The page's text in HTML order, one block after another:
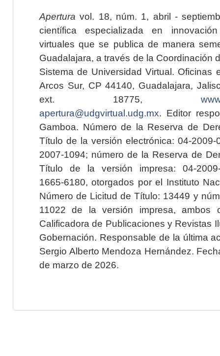
Apertura vol. 18, núm. 1, abril -
científica especializada en
virtuales que se publica de manera
Guadalajara, a través de la Coordinación
Sistema de Universidad Virtual. Oficinas
Arcos Sur, CP 44140, Guadalajara,
ext. 18775,
apertura@udgvirtual.udg.mx. Editor
Gamboa. Número de la Reserva de
Título de la versión electrónica: 04-2009-
2007-1094; número de la Reserva de
Título de la versión impresa: 04-2009-
1665-6180, otorgados por el Instituto
Número de Licitud de Título: 13449 y
11022 de la versión impresa, ambos
Calificadora de Publicaciones y Revistas
Gobernación. Responsable de la última
Sergio Alberto Mendoza Hernández.
de marzo de 2026.